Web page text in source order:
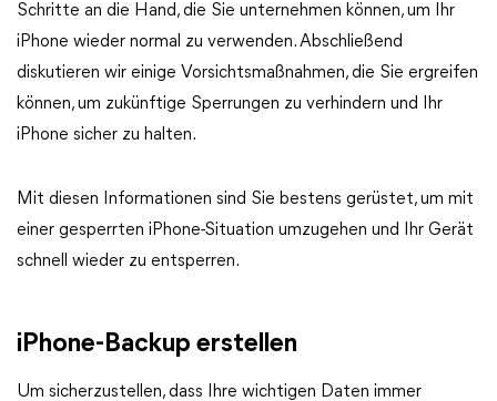
Schritte an die Hand, die Sie unternehmen können, um Ihr
iPhone wieder normal zu verwenden. Abschließend
diskutieren wir einige Vorsichtsmaßnahmen, die Sie ergreifen
können, um zukünftige Sperrungen zu verhindern und Ihr
iPhone sicher zu halten.
Mit diesen Informationen sind Sie bestens gerüstet, um mit
einer gesperrten iPhone-Situation umzugehen und Ihr Gerät
schnell wieder zu entsperren.
iPhone-Backup erstellen
Um sicherzustellen, dass Ihre wichtigen Daten immer